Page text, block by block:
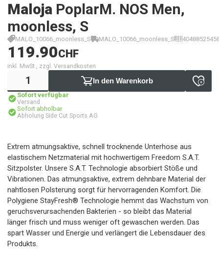
Maloja PoplarM. NOS Men,
moonless, S
MALO_10066_moonless_S MALO_10066_moonless_S
119.90CHF
inkl. MwSt., zzgl. Versandkosten
In den Warenkorb
Sofort verfügbar
Versand
Sofort abholbar
Abholung Side Cut Sports AG
Extrem atmungsaktive, schnell trocknende Unterhose aus
elastischem Netzmaterial mit hochwertigem Freedom S.A.T.
Sitzpolster. Unsere S.A.T. Technologie absorbiert Stöße und
Vibrationen. Das atmungsaktive, extrem dehnbare Material der
nahtlosen Polsterung sorgt für hervorragenden Komfort. Die
Polygiene StayFresh® Technologie hemmt das Wachstum von
geruchsverursachenden Bakterien - so bleibt das Material
länger frisch und muss weniger oft gewaschen werden. Das
spart Wasser und Energie und verlängert die Lebensdauer des
Produkts.